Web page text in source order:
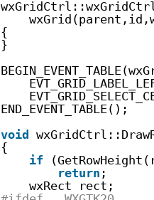
{
}
END_EVENT_TABLE();
void
{
if
return ;
wxRect rect;